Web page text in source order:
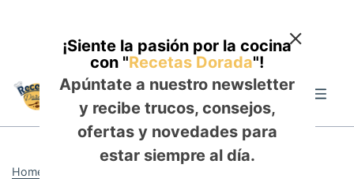
content
Home
¡Siente la pasión por la cocina
con "Recetas Dorada"!
Apúntate a nuestro newsletter
y recibe trucos, consejos,
ofertas y novedades para
estar siempre al día.